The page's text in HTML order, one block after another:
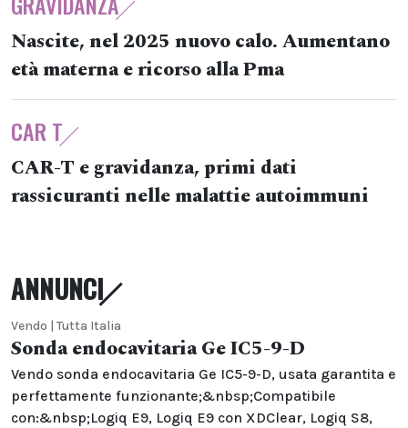
Nascite, nel 2025 nuovo calo. Aumentano
età materna e ricorso alla Pma
CAR T
CAR-T e gravidanza, primi dati
rassicuranti nelle malattie autoimmuni
ANNUNCI
Vendo | Tutta Italia
Sonda endocavitaria Ge IC5-9-D
Vendo sonda endocavitaria Ge IC5-9-D, usata garantita e
perfettamente funzionante;&nbsp;Compatibile
con:&nbsp;Logiq E9, Logiq E9 con XDClear, Logiq S8,